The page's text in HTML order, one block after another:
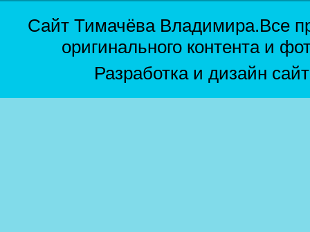
Сайт Тимачёва Владимира.Все
оригинального контента и
Разработка и дизайн